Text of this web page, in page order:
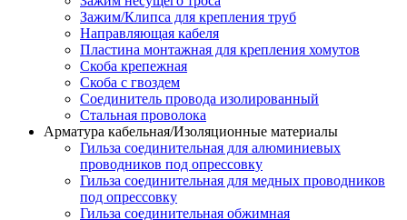
Зажим/Клипса для крепления труб
Направляющая кабеля
Пластина монтажная для крепления хомутов
Скоба крепежная
Скоба с гвоздем
Соединитель провода изолированный
Стальная проволока
Арматура кабельная/Изоляционные материалы
Гильза соединительная для алюминиевых
проводников под опрессовку
Гильза соединительная для медных проводников
под опрессовку
Гильза соединительная обжимная